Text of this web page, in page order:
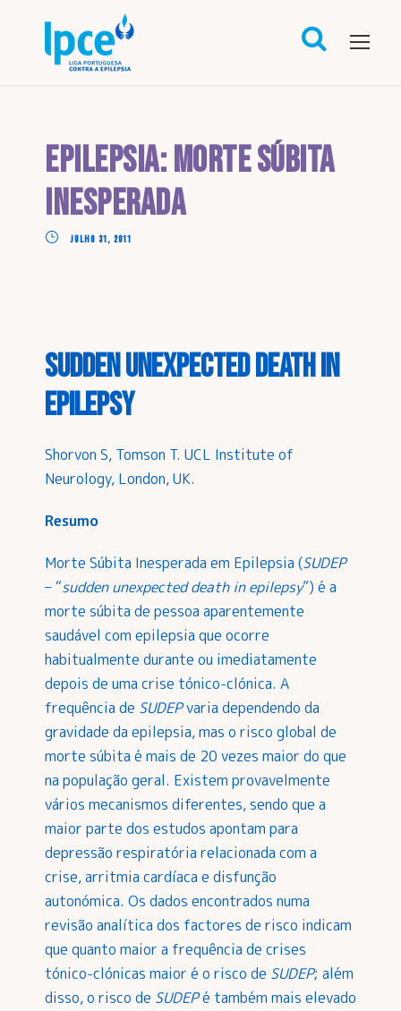
Epilepsia: Morte Súbita
Inesperada
JULHO 31, 2011
Sudden unexpected death in
epilepsy
Shorvon S, Tomson T. UCL Institute of
Neurology, London, UK.
Resumo
Morte Súbita Inesperada em Epilepsia (SUDEP
– “sudden unexpected death in epilepsy”) é a
morte súbita de pessoa aparentemente
saudável com epilepsia que ocorre
habitualmente durante ou imediatamente
depois de uma crise tónico-clónica. A
frequência de SUDEPvaria dependendo da
gravidade da epilepsia, mas o risco global de
morte súbita é mais de 20 vezes maior do que
na população geral. Existem provavelmente
vários mecanismos diferentes, sendo que a
maior parte dos estudos apontam para
depressão respiratória relacionada com a
crise, arritmia cardíaca e disfunção
autonómica. Os dados encontrados numa
revisão analítica dos factores de risco indicam
que quanto maior a frequência de crises
tónico-clónicas maior é o risco de SUDEP; além
disso, o risco de SUDEPé também mais elevado